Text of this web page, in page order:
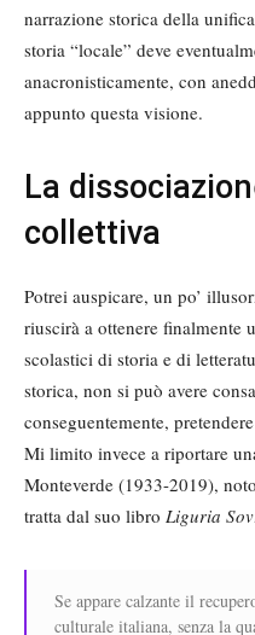
narrazione storica della
storia “locale” deve
anacronisticamente, con
appunto questa visione.
La
collettiva
Potrei auspicare, un po’
riuscirà a ottenere finalmente
scolastici di storia e di
storica, non si può avere
conseguentemente,
Mi limito invece a riportare
Monteverde (1933-2019),
tratta dal suo libro Liguria
Se appare calzante il
culturale italiana, senza la